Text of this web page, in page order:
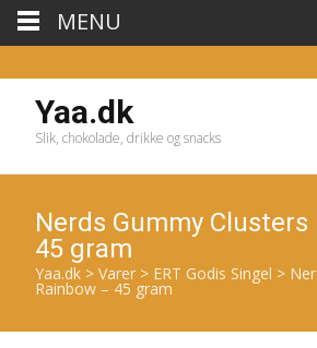
Yaa.dk
Slik, chokolade, drikke og snacks
Nerds Gummy Clusters
45 gram
Yaa.dk > Varer > ERT Godis Singel >
Rainbow – 45 gram
MENU